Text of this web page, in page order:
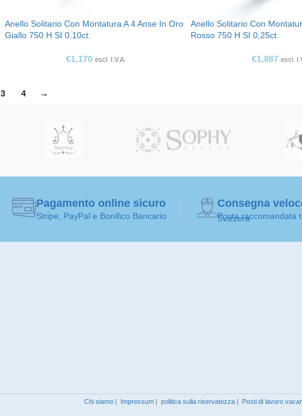
Anello Solitario Con Montatura A 4 Anse In Oro
Giallo 750 H SI 0.10ct.
€1,170 escl. I.V.A.
Anello Solitario Con
Rosso 750 H SI 0,25ct.
€1,887 escl.
3 4 →
Pagamento online sicuro
Stripe, PayPal e Bonifico Bancario
Consegna
Posta raccomandata
Svizzera
Chi siamo | Impressum | politica sulla riservatezza | Posti di lavoro